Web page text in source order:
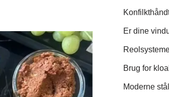
Er dine
Brug for
Moderne